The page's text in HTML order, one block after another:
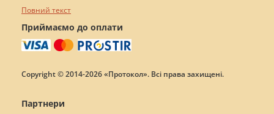
Повний текст
Приймаємо до оплати
Copyright © 2014-2026 «Протокол». Всі права захищені.
Партнери